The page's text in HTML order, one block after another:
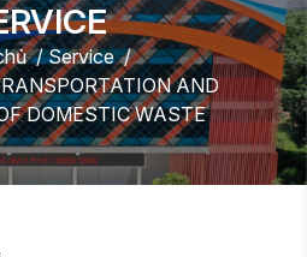
Service
AND
DOMESTIC WASTE